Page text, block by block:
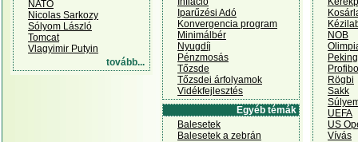
NATO
Nicolas Sarkozy
Sólyom László
Tomcat
Vlagyimir Putyin
tovább...
Iparűzési Adó
Konvergencia program
Minimálbér
Nyugdíj
Pénzmosás
Tőzsde
Tőzsdei árfolyamok
Vidékfejlesztés
Egyéb témák
Balesetek
Balesetek a zebrán
NOB
Rögbi
Sakk
UEFA
US
Vívás